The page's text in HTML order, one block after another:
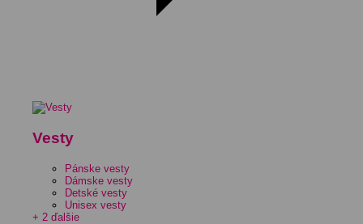
Vesty
Pánske vesty
Dámske vesty
Detské vesty
Unisex vesty
+ 2 ďalšie